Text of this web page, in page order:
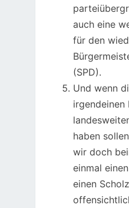
auch eine
für den
(SPD).
Und wenn
irgendeinen
haben
wir doch
einmal
einen